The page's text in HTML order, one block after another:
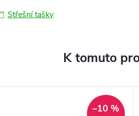
Střešní tašky
K tomuto
–10 %